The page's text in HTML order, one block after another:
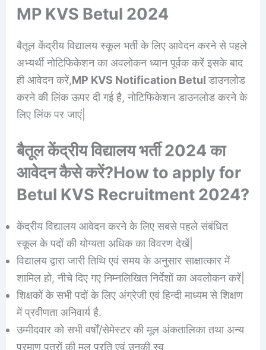
MP KVS Betul 2024
बैतूल केंद्रीय विद्यालय स्कूल भर्ती के लिए आवेदन करने से पहले
अभ्यर्थी नोटिफिकेशन का अवलोकन ध्यान पूर्वक करें इसके बाद
ही आवेदन करें,MP KVS Notification Betulडाउनलोड
करने की लिंक ऊपर दी गई है, नोटिफिकेशन डाउनलोड करने के
लिए लिंक पर जाएं|
बैतूल केंद्रीय विद्यालय भर्ती 2024 का
आवेदन कैसे करें?How to apply for
Betul KVS Recruitment 2024?
केंद्रीय विद्यालय आवेदन करने के लिए सबसे पहले संबंधित
स्कूल के पदों की योग्यता अधिक का विवरण देखें|
विद्यालय द्वारा जारी तिथि एवं समय के अनुसार साक्षात्कार में
शामिल हो, नीचे दिए गए निम्नलिखित निर्देशों का अवलोकन करें|
शिक्षकों के सभी पदों के लिए अंग्रेजी एवं हिन्दी माध्यम से शिक्षण
में प्रवीणता अनिवार्य है.
उम्मीदवार को सभी वर्षों/सेमेस्टर की मूल अंकतालिका तथा अन्य
प्रमाण पत्रों की मूल प्रति एवं उनकी स्व